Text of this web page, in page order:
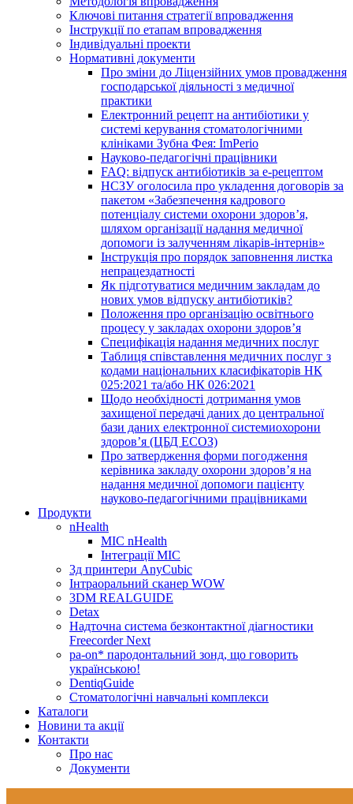
Ключові питання стратегії впровадження
Інструкції по етапам впровадження
Індивідуальні проекти
Нормативні документи
Про зміни до Ліцензійних умов провадження
господарської діяльності з медичної
практики
Електронний рецепт на антибіотики у
системі керування стоматологічними
клініками Зубна Фея: ImPerio
Науково-педагогічні працівники
FAQ: відпуск антибіотиків за е-рецептом
НСЗУ оголосила про укладення договорів за
пакетом «Забезпечення кадрового
потенціалу системи охорони здоров’я,
шляхом організації надання медичної
допомоги із залученням лікарів-інтернів»
Інструкція про порядок заповнення листка
непрацездатності
Як підготуватися медичним закладам до
нових умов відпуску антибіотиків?
Положення про організацію освітнього
процесу у закладах охорони здоров’я
Специфікація надання медичних послуг
Таблиця співставлення медичних послуг з
кодами національних класифікаторів НК
025:2021 та/або НК 026:2021
Щодо необхідності дотримання умов
захищеної передачі даних до центральної
бази даних електронної системиохорони
здоров’я (ЦБД ЕСОЗ)
Про затвердження форми погодження
керівника закладу охорони здоров’я на
надання медичної допомоги пацієнту
науково-педагогічними працівниками
Продукти
nHealth
МІС nHealth
Інтеграції МІС
3д принтери AnyCubic
Інтраоральний сканер WOW
3DM REALGUIDE
Detax
Надточна система безконтактної діагностики
Freecorder Next
pa-on* пародонтальний зонд, що говорить
українською!
DentiqGuide
Стоматологічні навчальні комплекси
Каталоги
Новини та акції
Контакти
Про нас
Документи